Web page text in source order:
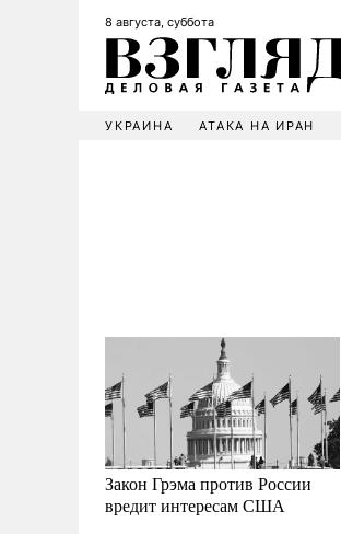
8 августа, суббота
УКРАИНА АТАКА НА ИРАН
Закон Грэма против России
вредит интересам США